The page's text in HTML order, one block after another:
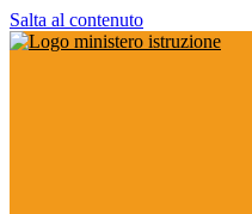
Salta al contenuto